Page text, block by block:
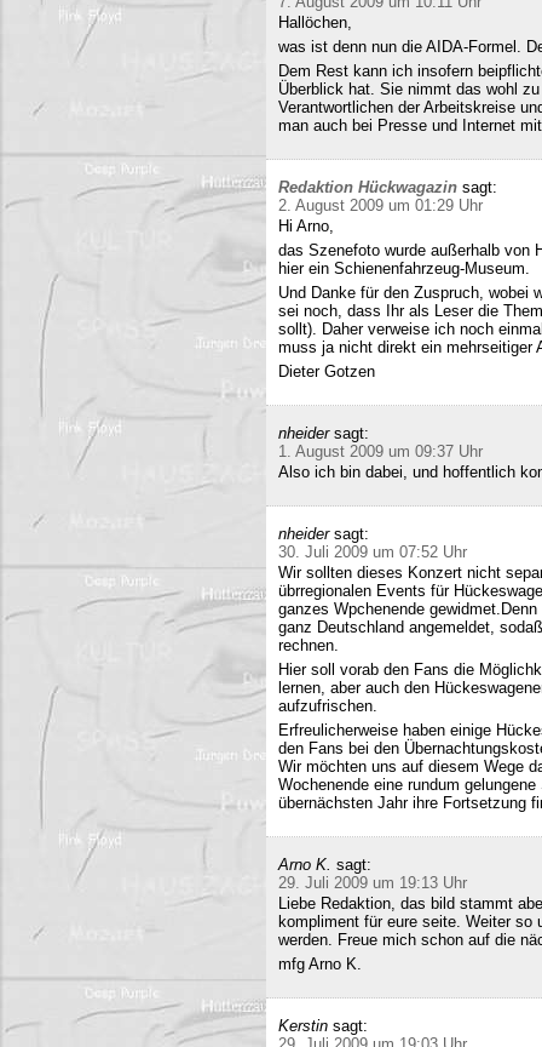
Hallöchen,
was ist denn nun die AIDA-Formel.
Dem Rest kann ich insofern
Überblick hat. Sie nimmt das wohl
Verantwortlichen der Arbeitskreise
man auch bei Presse und Internet
Redaktion Hückwagazin sagt:
2. August 2009 um 01:29 Uhr
Hi Arno,
das Szenefoto wurde außerhalb von
hier ein Schienenfahrzeug-Museum.
Und Danke für den Zuspruch, wobei
sei noch, dass Ihr als Leser die
sollt). Daher verweise ich noch
muss ja nicht direkt ein mehrseitiger
Dieter Gotzen
nheider sagt:
1. August 2009 um 09:37 Uhr
Also ich bin dabei, und hoffentlich
nheider sagt:
30. Juli 2009 um 07:52 Uhr
Wir sollten dieses Konzert nicht
übrregionalen Events für
ganzes Wpchenende
ganz Deutschland angemeldet,
rechnen.
Hier soll vorab den Fans die
lernen, aber auch den
aufzufrischen.
Erfreulicherweise haben einige
den Fans bei den
Wir möchten uns auf diesem Wege
Wochenende eine rundum
übernächsten Jahr ihre Fortsetzung
Arno K. sagt:
29. Juli 2009 um 19:13 Uhr
Liebe Redaktion, das bild stammt
kompliment für eure seite. Weiter so
werden. Freue mich schon auf die
mfg Arno K.
Kerstin sagt: